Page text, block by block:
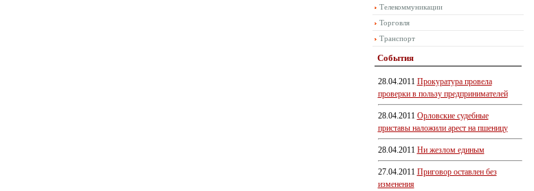
Телекоммуникации
Торговля
Транспорт
События
28.04.2011 Прокуратура провела
проверки в пользу предпринимателей
28.04.2011 Орловские судебные
приставы наложили арест на пшеницу
28.04.2011 Ни жезлом единым
27.04.2011 Приговор оставлен без
изменения